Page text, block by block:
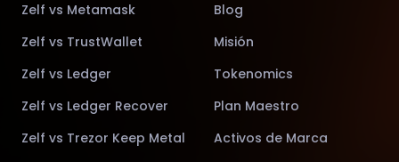
Zelf vs Metamask
Zelf vs TrustWallet
Zelf vs Ledger
Zelf vs Ledger Recover
Zelf vs Trezor Keep Metal
Blog
Misión
Tokenomics
Plan Maestro
Activos de Marca